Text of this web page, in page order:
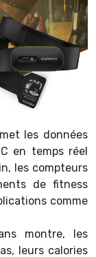
les données
en temps réel
les compteurs
de fitness
comme
montre, les
leurs calories